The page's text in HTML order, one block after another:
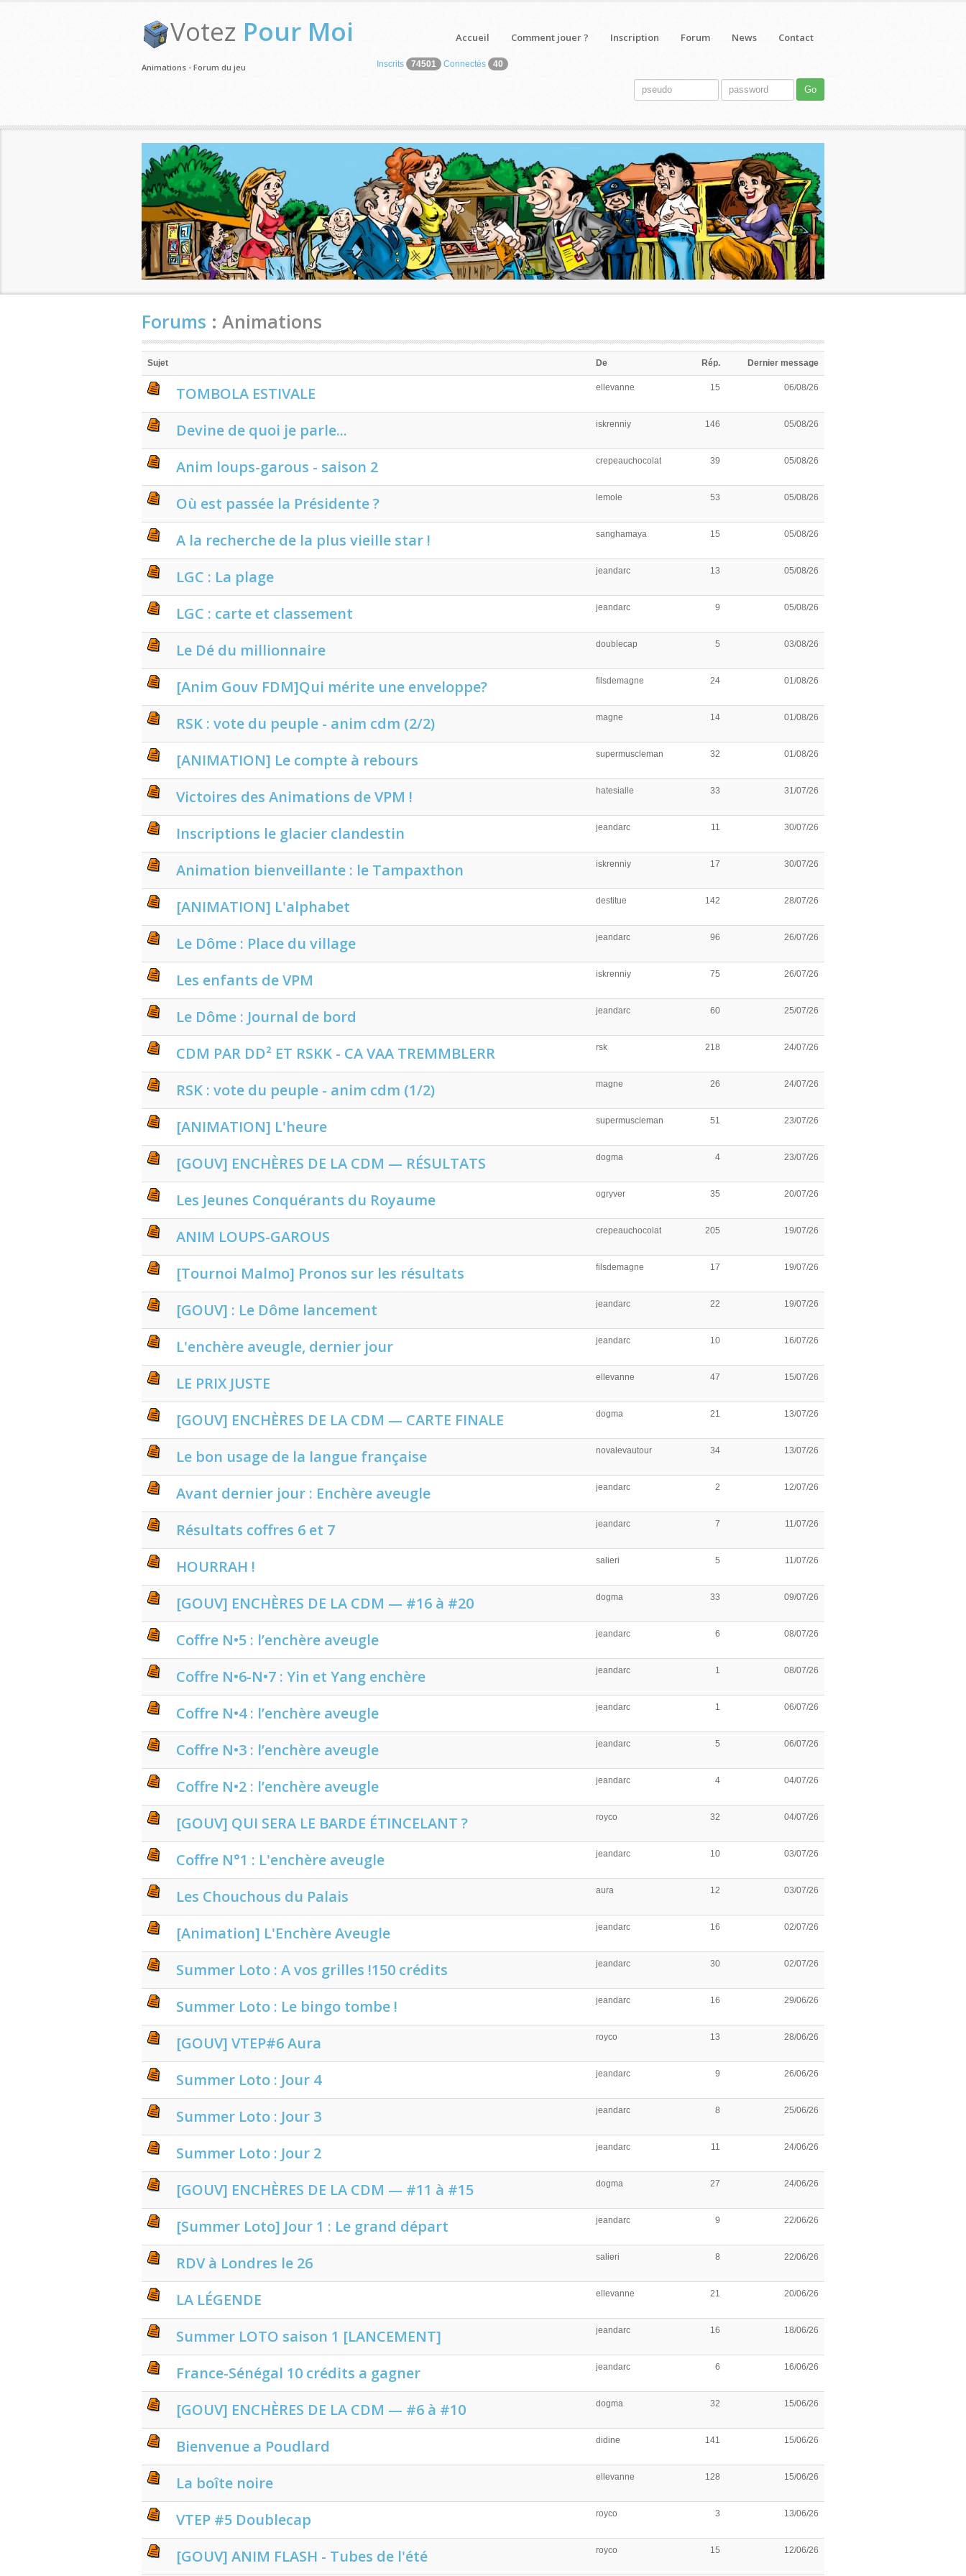
Votez Pour Moi
Animations - Forum du jeu
Accueil Comment jouer ? Inscription Forum News Contact
Inscrits 74501 Connectés 40
Go
Forums : Animations
Sujet De Rép. Dernier message
TOMBOLA ESTIVALE ellevanne 15 06/08/26
Devine de quoi je parle... iskrenniy 146 05/08/26
Anim loups-garous - saison 2 crepeauchocolat 39 05/08/26
Où est passée la Présidente ? lemole 53 05/08/26
A la recherche de la plus vieille star ! sanghamaya 15 05/08/26
LGC : La plage jeandarc 13 05/08/26
LGC : carte et classement jeandarc 9 05/08/26
Le Dé du millionnaire doublecap 5 03/08/26
[Anim Gouv FDM]Qui mérite une enveloppe? filsdemagne 24 01/08/26
RSK : vote du peuple - anim cdm (2/2) magne 14 01/08/26
[ANIMATION] Le compte à rebours supermuscleman 32 01/08/26
Victoires des Animations de VPM ! hatesialle 33 31/07/26
Inscriptions le glacier clandestin jeandarc 11 30/07/26
Animation bienveillante : le Tampaxthon iskrenniy 17 30/07/26
[ANIMATION] L'alphabet destitue 142 28/07/26
Le Dôme : Place du village jeandarc 96 26/07/26
Les enfants de VPM iskrenniy 75 26/07/26
Le Dôme : Journal de bord jeandarc 60 25/07/26
CDM PAR DD² ET RSKK - CA VAA TREMMBLERR rsk 218 24/07/26
RSK : vote du peuple - anim cdm (1/2) magne 26 24/07/26
[ANIMATION] L'heure supermuscleman 51 23/07/26
[GOUV] ENCHÈRES DE LA CDM — RÉSULTATS dogma 4 23/07/26
Les Jeunes Conquérants du Royaume ogryver 35 20/07/26
ANIM LOUPS-GAROUS crepeauchocolat 205 19/07/26
[Tournoi Malmo] Pronos sur les résultats filsdemagne 17 19/07/26
[GOUV] : Le Dôme lancement jeandarc 22 19/07/26
L'enchère aveugle, dernier jour jeandarc 10 16/07/26
LE PRIX JUSTE ellevanne 47 15/07/26
[GOUV] ENCHÈRES DE LA CDM — CARTE FINALE dogma 21 13/07/26
Le bon usage de la langue française novalevautour 34 13/07/26
Avant dernier jour : Enchère aveugle jeandarc 2 12/07/26
Résultats coffres 6 et 7 jeandarc 7 11/07/26
HOURRAH ! salieri 5 11/07/26
[GOUV] ENCHÈRES DE LA CDM — #16 à #20 dogma 33 09/07/26
Coffre N•5 : l’enchère aveugle jeandarc 6 08/07/26
Coffre N•6-N•7 : Yin et Yang enchère jeandarc 1 08/07/26
Coffre N•4 : l’enchère aveugle jeandarc 1 06/07/26
Coffre N•3 : l’enchère aveugle jeandarc 5 06/07/26
Coffre N•2 : l’enchère aveugle jeandarc 4 04/07/26
[GOUV] QUI SERA LE BARDE ÉTINCELANT ? royco 32 04/07/26
Coffre N°1 : L'enchère aveugle jeandarc 10 03/07/26
Les Chouchous du Palais aura 12 03/07/26
[Animation] L'Enchère Aveugle jeandarc 16 02/07/26
Summer Loto : A vos grilles !150 crédits jeandarc 30 02/07/26
Summer Loto : Le bingo tombe ! jeandarc 16 29/06/26
[GOUV] VTEP#6 Aura royco 13 28/06/26
Summer Loto : Jour 4 jeandarc 9 26/06/26
Summer Loto : Jour 3 jeandarc 8 25/06/26
Summer Loto : Jour 2 jeandarc 11 24/06/26
[GOUV] ENCHÈRES DE LA CDM — #11 à #15 dogma 27 24/06/26
[Summer Loto] Jour 1 : Le grand départ jeandarc 9 22/06/26
RDV à Londres le 26 salieri 8 22/06/26
LA LÉGENDE ellevanne 21 20/06/26
Summer LOTO saison 1 [LANCEMENT] jeandarc 16 18/06/26
France-Sénégal 10 crédits a gagner jeandarc 6 16/06/26
[GOUV] ENCHÈRES DE LA CDM — #6 à #10 dogma 32 15/06/26
Bienvenue a Poudlard didine 141 15/06/26
La boîte noire ellevanne 128 15/06/26
VTEP #5 Doublecap royco 3 13/06/26
[GOUV] ANIM FLASH - Tubes de l'été royco 15 12/06/26